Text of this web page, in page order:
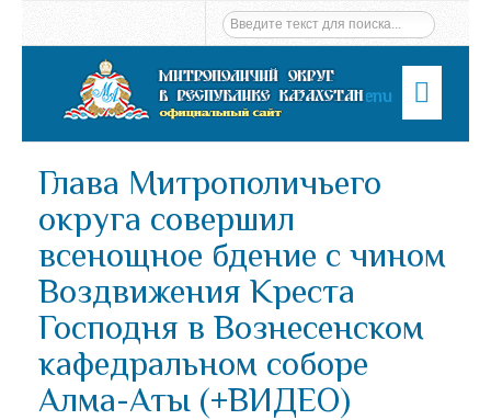
Menu
Глава Митрополичьего
округа совершил
всенощное бдение с чином
Воздвижения Креста
Господня в Вознесенском
кафедральном соборе
Алма-Аты (+ВИДЕО)